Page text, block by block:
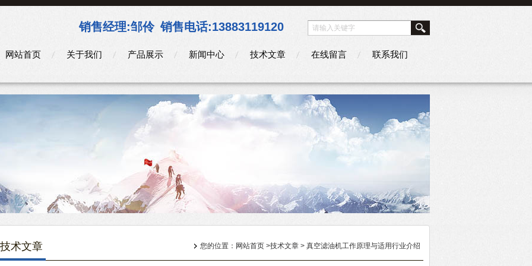
销售经理:邹伶 销售电话:13883119120
网站首页 关于我们 产品展示 新闻中心 技术文章 在线留言 联系我们
技术文章 您的位置： 网站首页 >技术文章 > 真空滤油机工作原理与适用行业介绍